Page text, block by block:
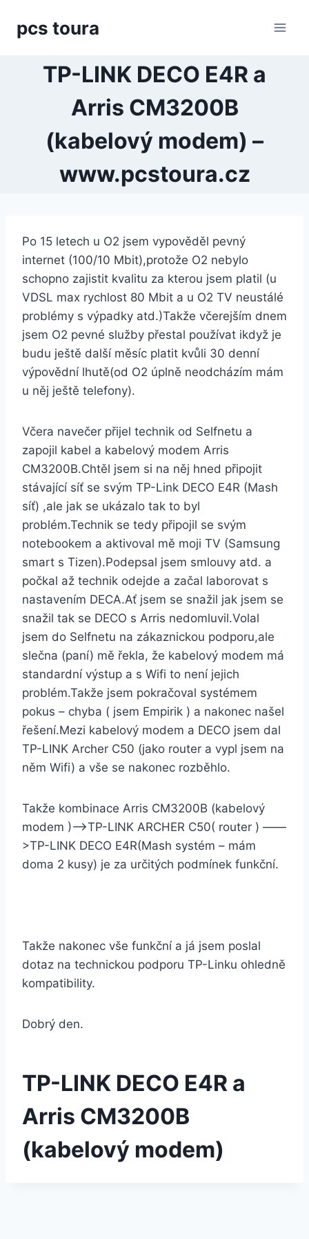
pcs toura
TP-LINK DECO E4R a
Arris CM3200B
(kabelový modem) –
www.pcstoura.cz
Po 15 letech u O2 jsem vypověděl pevný
internet (100/10 Mbit),protože O2 nebylo
schopno zajistit kvalitu za kterou jsem platil (u
VDSL max rychlost 80 Mbit a u O2 TV neustálé
problémy s výpadky atd.)Takže včerejším dnem
jsem O2 pevné služby přestal používat ikdyž je
budu ještě další měsíc platit kvůli 30 denní
výpovědní lhutě(od O2 úplně neodcházím mám
u něj ještě telefony).
Včera navečer přijel technik od Selfnetu a
zapojil kabel a kabelový modem Arris
CM3200B.Chtěl jsem si na něj hned připojit
stávající síť se svým TP-Link DECO E4R (Mash
síť) ,ale jak se ukázalo tak to byl
problém.Technik se tedy připojil se svým
notebookem a aktivoval mě moji TV (Samsung
smart s Tizen).Podepsal jsem smlouvy atd. a
počkal až technik odejde a začal laborovat s
nastavením DECA.Ať jsem se snažil jak jsem se
snažil tak se DECO s Arris nedomluvil.Volal
jsem do Selfnetu na zákaznickou podporu,ale
slečna (paní) mě řekla, že kabelový modem má
standardní výstup a s Wifi to není jejich
problém.Takže jsem pokračoval systémem
pokus – chyba ( jsem Empirik ) a nakonec našel
řešení.Mezi kabelový modem a DECO jsem dal
TP-LINK Archer C50 (jako router a vypl jsem na
něm Wifi) a vše se nakonec rozběhlo.
Takže kombinace Arris CM3200B (kabelový
modem )——>TP-LINK ARCHER C50( router ) ——
>TP-LINK DECO E4R(Mash systém – mám
doma 2 kusy) je za určitých podmínek funkční.
Takže nakonec vše funkční a já jsem poslal
dotaz na technickou podporu TP-Linku ohledně
kompatibility.
Dobrý den.
TP-LINK DECO E4R a
Arris CM3200B
(kabelový modem)